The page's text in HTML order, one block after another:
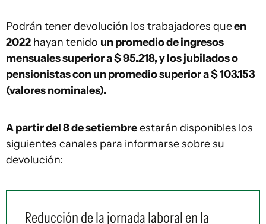
Podrán tener devolución los trabajadores queen
2022 hayan tenido un promedio de ingresos
mensuales superior a $ 95.218, y los jubilados o
pensionistas con un promedio superior a $ 103.153
(valores nominales).
A partir del 8 de setiembreestarán disponibles los
siguientes canales para informarse sobre su
devolución:
Reducción de la jornada laboral en la